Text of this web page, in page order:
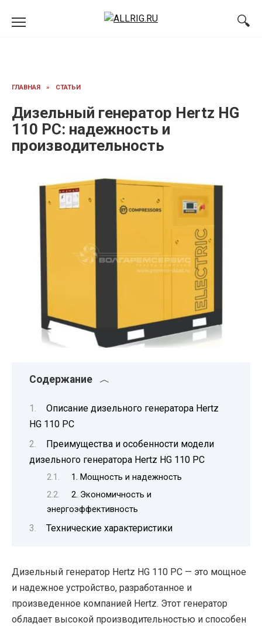
ГЛАВНАЯ » СТАТЬИ
Дизельный генератор Hertz HG
110 PC: надежность и
производительность
Содержание
Описание дизельного генератора Hertz
HG 110 PC
Преимущества и особенности модели
дизельного генератора Hertz HG 110 PC
1. Мощность и надежность
2. Экономичность и
энергоэффективность
Технические характеристики
Дизельный генератор Hertz HG 110 PC — это мощное
и надежное устройство, разработанное и
произведенное компанией Hertz. Этот генератор
обладает высокой производительностью и способен